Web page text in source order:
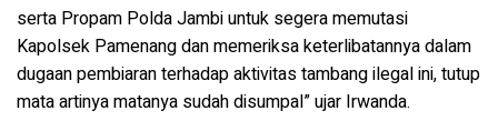
serta Propam Polda Jambiuntuk segeramemutasi
Kapolsek Pamenangdanmemeriksa keterlibatannyadalam
dugaan pembiaran terhadap aktivitas tambang ilegal ini, tutup
mata artinya matanya sudah disumpal” ujar Irwanda.